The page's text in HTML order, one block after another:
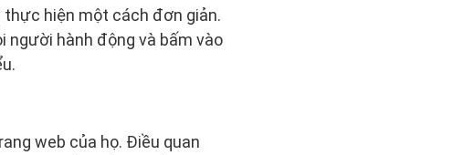
thực hiện một cách đơn giản.
người hành động và bấm vào
web của họ. Điều quan